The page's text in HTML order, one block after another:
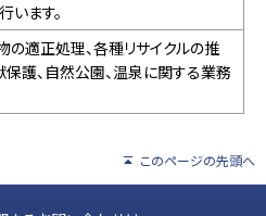
います。
の適正処理、各種リサイクルの推
保護、自然公園、温泉に関する業務
このページの先頭へ